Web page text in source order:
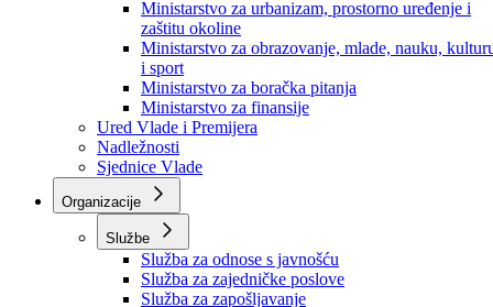
Ministarstvo za unutrašnje poslove
Ministarstvo za socijalnu politiku, zdravstvo,
raseljena lica i izbjeglice
Ministarstvo za urbanizam, prostorno uređenje i
zaštitu okoline
Ministarstvo za obrazovanje, mlade, nauku,
i sport
Ministarstvo za boračka pitanja
Ministarstvo za finansije
Ured Vlade i Premijera
Nadležnosti
Sjednice Vlade
Organizacije
Službe